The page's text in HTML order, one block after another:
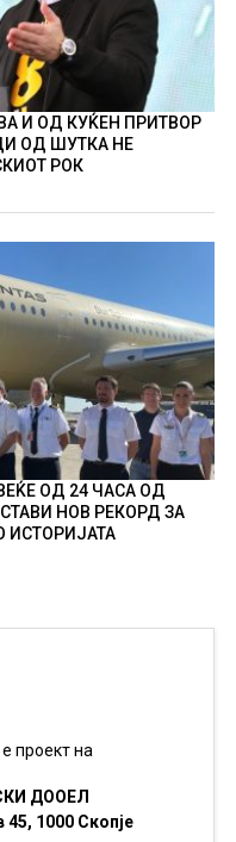
И ОД КУЌЕН ПРИТВОР
ОД ШУТКА НЕ
РОК
ОД 24 ЧАСА ОД
НОВ РЕКОРД ЗА
ИСТОРИЈАТА
проект на
ДООЕЛ
1000 Скопје